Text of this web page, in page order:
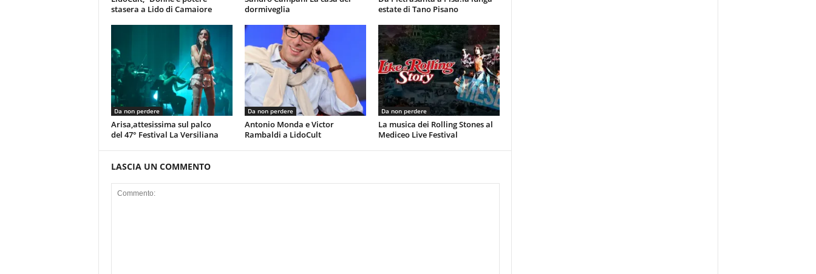
stasera a Lido di Camaiore
dormiveglia
estate di Tano Pisano
Da non perdere
Arisa,attesissima sul palco
del 47° Festival La Versiliana
Da non perdere
Antonio Monda e Victor
Rambaldi a LidoCult
Da non perdere
La musica dei Rolling Stones al
Mediceo Live Festival
LASCIA UN COMMENTO